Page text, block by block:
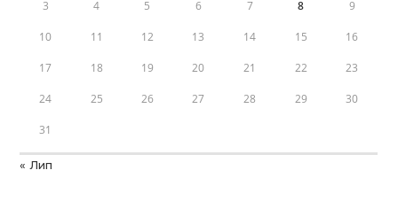
3 4 5 6 7 8 9
10 11 12 13 14 15 16
17 18 19 20 21 22 23
24 25 26 27 28 29 30
31
« Лип